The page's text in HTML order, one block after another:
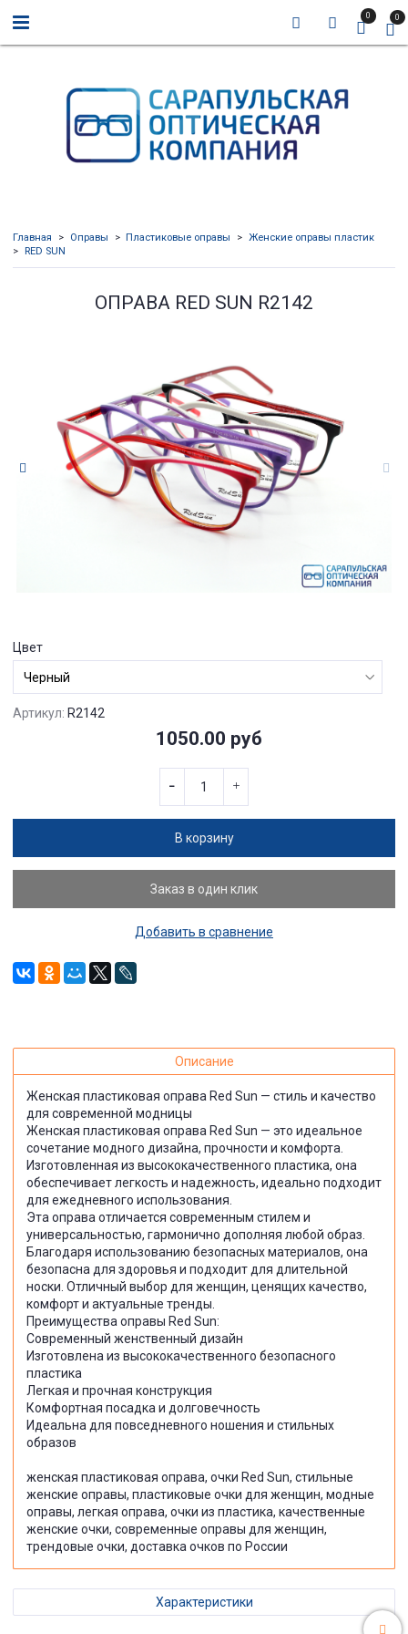
0 0
Главная Оправы Пластиковые оправы
Женские оправы пластик
RED SUN
ОПРАВА RED SUN R2142
Цвет
Артикул: R2142
1050.00 руб
В корзину
Заказ в один клик
Добавить в сравнение
Описание
Женская пластиковая оправа Red Sun — стиль и качество
для современной модницы
Женская пластиковая оправа Red Sun — это идеальное
сочетание модного дизайна, прочности и комфорта.
Изготовленная из высококачественного пластика, она
обеспечивает легкость и надежность, идеально подходит
для ежедневного использования.
Эта оправа отличается современным стилем и
универсальностью, гармонично дополняя любой образ.
Благодаря использованию безопасных материалов, она
безопасна для здоровья и подходит для длительной
носки. Отличный выбор для женщин, ценящих качество,
комфорт и актуальные тренды.
Преимущества оправы Red Sun:
Современный женственный дизайн
Изготовлена из высококачественного безопасного
пластика
Легкая и прочная конструкция
Комфортная посадка и долговечность
Идеальна для повседневного ношения и стильных
образов
женская пластиковая оправа, очки Red Sun, стильные
женские оправы, пластиковые очки для женщин, модные
оправы, легкая оправа, очки из пластика, качественные
женские очки, современные оправы для женщин,
трендовые очки, доставка очков по России
Характеристики